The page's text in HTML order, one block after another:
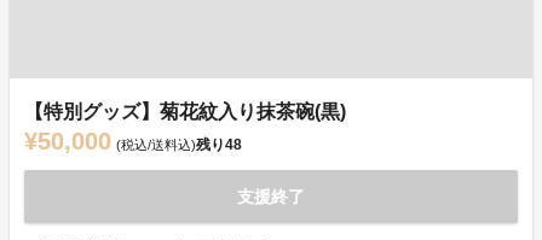
【特別グッズ】菊花紋入り抹茶碗(黒)
¥50,000 (税込/送料込)残り48
支援終了